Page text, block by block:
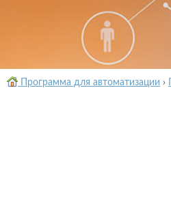
Программа для автоматизации ›